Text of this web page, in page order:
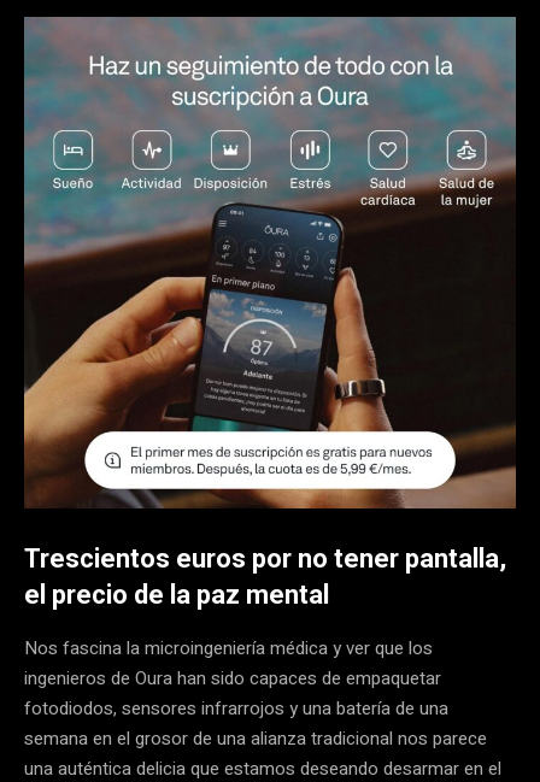
Trescientos euros por no tener pantalla,
el precio de la paz mental
Nos fascina la microingeniería médica y ver que los
ingenieros de Oura han sido capaces de empaquetar
fotodiodos, sensores infrarrojos y una batería de una
semana en el grosor de una alianza tradicional nos parece
una auténtica delicia que estamos deseando desarmar en el